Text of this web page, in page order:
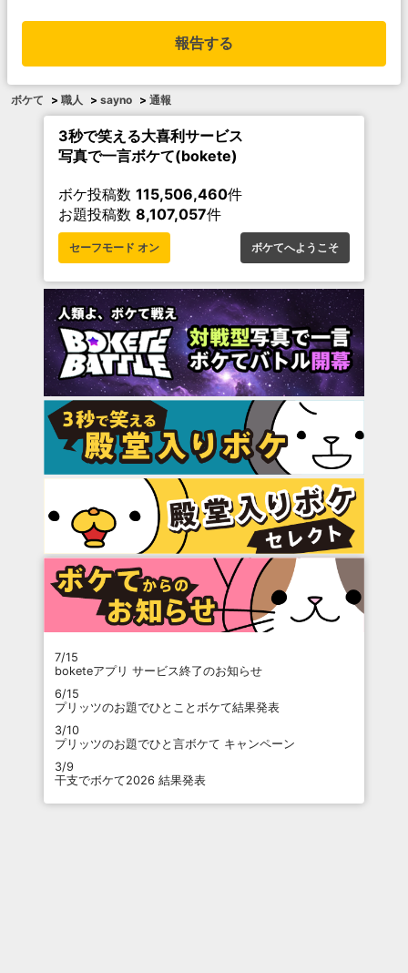
報告する
ボケて > 職人 > sayno > 通報
3秒で笑える大喜利サービス
写真で一言ボケて(bokete)
ボケ投稿数 115,506,460件
お題投稿数 8,107,057件
セーフモード オン ボケてへようこそ
7/15
boketeアプリ サービス終了のお知らせ
6/15
プリッツのお題でひとことボケて結果発表
3/10
プリッツのお題でひと言ボケて キャンペーン
3/9
干支でボケて2026 結果発表